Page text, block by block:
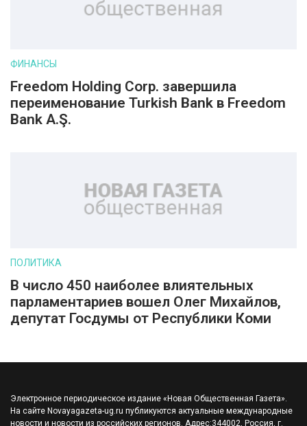
ФИНАНСЫ
Freedom Holding Corp. завершила
переименование Turkish Bank в Freedom
Bank A.Ş.
ПОЛИТИКА
В число 450 наиболее влиятельных
парламентариев вошел Олег Михайлов,
депутат Госдумы от Республики Коми
Электронное периодическое издание «Новая Общественная Газета».
На сайте Novayagazeta-ug.ru публикуются актуальные международные
новости и новости из российских регионов. Адрес:344002, Россия, г.